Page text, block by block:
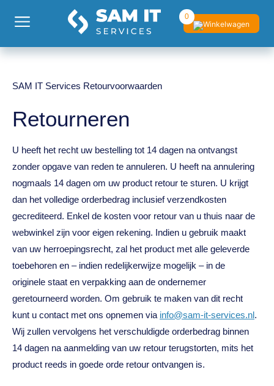
0
SAM IT Services Retourvoorwaarden
Retourneren
U heeft het recht uw bestelling tot 14 dagen na ontvangst
zonder opgave van reden te annuleren. U heeft na annulering
nogmaals 14 dagen om uw product retour te sturen. U krijgt
dan het volledige orderbedrag inclusief verzendkosten
gecrediteerd. Enkel de kosten voor retour van u thuis naar de
webwinkel zijn voor eigen rekening. Indien u gebruik maakt
van uw herroepingsrecht, zal het product met alle geleverde
toebehoren en – indien redelijkerwijze mogelijk – in de
originele staat en verpakking aan de ondernemer
geretourneerd worden. Om gebruik te maken van dit recht
kunt u contact met ons opnemen via info@sam-it-services.nl.
Wij zullen vervolgens het verschuldigde orderbedrag binnen
14 dagen na aanmelding van uw retour terugstorten, mits het
product reeds in goede orde retour ontvangen is.